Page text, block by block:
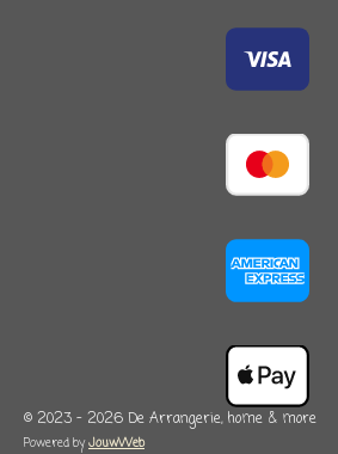
© 2023 - 2026 De Arrangerie, home & more
Powered byJouwWeb